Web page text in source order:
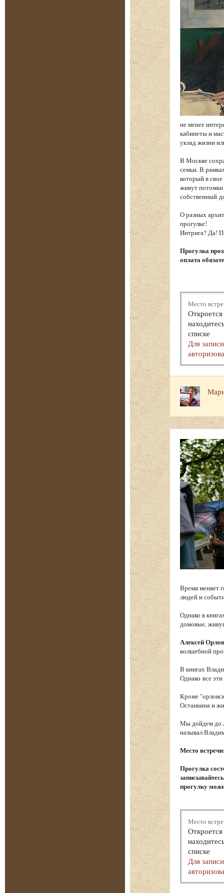
не менее
кабинеты и
уклад жизни
В Москве
семьи. В
который в
живут
собственный
О разных
прогулке!
Интрига? Да!
Прогулка
оплата
Место
списке
Для
Время меняет
людей и
Однако в
домовые,
Алексей Орлов
волшебной
В книгах
Однако все
Кроме
Останкина и
Мы дойдем до
называл
Место
Прогулка
прогулку
Место
списке
Для